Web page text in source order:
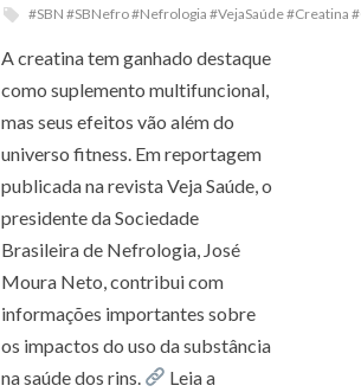
#SBN #SBNefro #Nefrologia #VejaSaúde #Creatina
A creatina tem ganhado destaque
como suplemento multifuncional,
mas seus efeitos vão além do
universo fitness. Em reportagem
publicada na revista Veja Saúde, o
presidente da Sociedade
Brasileira de Nefrologia, José
Moura Neto, contribui com
informações importantes sobre
os impactos do uso da substância
na saúde dos rins.
Leia a